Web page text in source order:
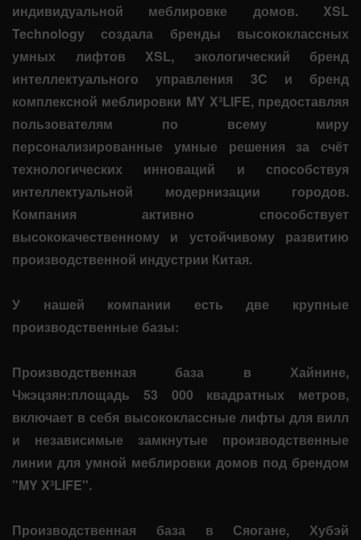
индивидуальной меблировке домов. XSL
Technology создала бренды высококлассных
умных лифтов XSL, экологический бренд
интеллектуального управления 3C и бренд
комплексной меблировки MY X³LIFE, предоставляя
пользователям по всему миру
персонализированные умные решения за счёт
технологических инноваций и способствуя
интеллектуальной модернизации городов.
Компания активно способствует
высококачественному и устойчивому развитию
производственной индустрии Китая.
У нашей компании есть две крупные
производственные базы:
Производственная база в Хайнине,
Чжэцзян:площадь 53 000 квадратных метров,
включает в себя высококлассные лифты для вилл
и независимые замкнутые производственные
линии для умной меблировки домов под брендом
"MY X³LIFE".
Производственная база в Сяогане, Хубэй